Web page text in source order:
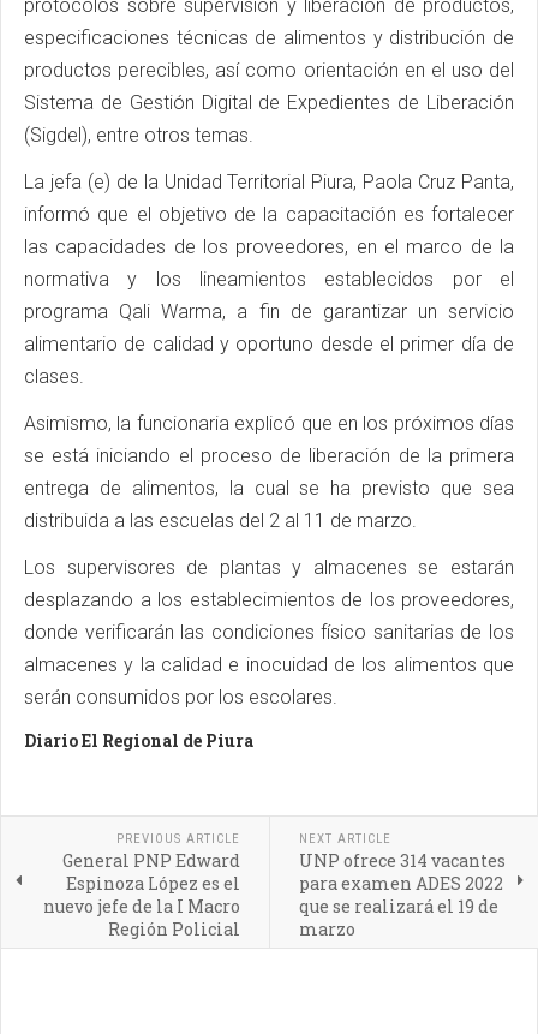
protocolos sobre supervisión y liberación de productos,
especificaciones técnicas de alimentos y distribución de
productos perecibles, así como orientación en el uso del
Sistema de Gestión Digital de Expedientes de Liberación
(Sigdel), entre otros temas.
La jefa (e) de la Unidad Territorial Piura, Paola Cruz Panta,
informó que el objetivo de la capacitación es fortalecer
las capacidades de los proveedores, en el marco de la
normativa y los lineamientos establecidos por el
programa Qali Warma, a fin de garantizar un servicio
alimentario de calidad y oportuno desde el primer día de
clases.
Asimismo, la funcionaria explicó que en los próximos días
se está iniciando el proceso de liberación de la primera
entrega de alimentos, la cual se ha previsto que sea
distribuida a las escuelas del 2 al 11 de marzo.
Los supervisores de plantas y almacenes se estarán
desplazando a los establecimientos de los proveedores,
donde verificarán las condiciones físico sanitarias de los
almacenes y la calidad e inocuidad de los alimentos que
serán consumidos por los escolares.
Diario El Regional de Piura
PREVIOUS ARTICLE
General PNP Edward
Espinoza López es el
nuevo jefe de la I Macro
Región Policial
NEXT ARTICLE
UNP ofrece 314 vacantes
para examen ADES 2022
que se realizará el 19 de
marzo